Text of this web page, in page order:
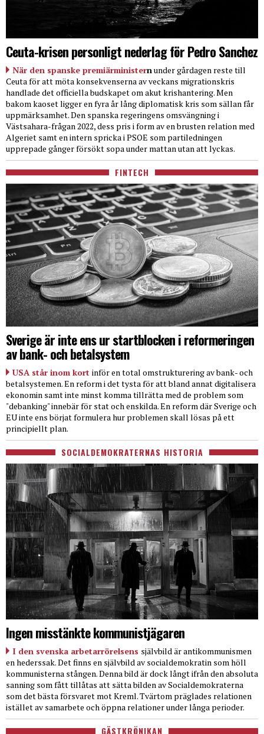
Ceuta-krisen personligt nederlag för Pedro Sanchez
När den spanske premiärministernunder gårdagen reste till
Ceuta för att möta konsekvenserna av veckans migrationskris
handlade det officiella budskapet om akut krishantering. Men
bakom kaoset ligger en fyra år lång diplomatisk kris som sällan får
uppmärksamhet. Den spanska regeringens omsvängning i
Västsahara-frågan 2022, dess pris i form av en brusten relation med
Algeriet samt en intern spricka i PSOE som partiledningen
upprepade gånger försökt sopa under mattan utan att lyckas.
FINTECH
Sverige är inte ens ur startblocken i reformeringen
av bank- och betalsystem
USA står inom kort inför en total omstrukturering av bank- och
betalsystemen. En reform i det tysta för att bland annat digitalisera
ekonomin samt inte minst komma tillrätta med de problem som
"debanking" innebär för stat och enskilda. En reform där Sverige och
EU inte ens börjat formulera hur problemen skall lösas på ett
principiellt plan.
SOCIALDEMOKRATERNAS HISTORIA
Ingen misstänkte kommunistjägaren
I den svenska arbetarrörelsens självbild är antikommunismen
en hederssak. Det finns en självbild av socialdemokratin som höll
kommunisterna stången. Denna bild är dock långt ifrån den absoluta
sanning som fått tillåtas att sätta bilden av Socialdemokraterna
som det bästa försvaret mot Kreml. Tvärtom präglades relationen
istället av samarbete och öppna relationer under långa perioder.
GÄSTKRÖNIKAN